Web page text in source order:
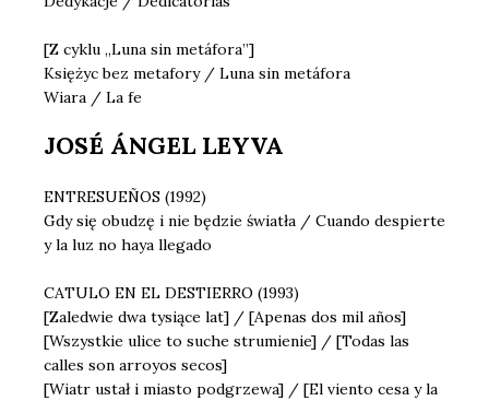
[Z cyklu „Luna sin metáfora”]
Księżyc bez metafory / Luna sin metáfora
Wiara / La fe
JOSÉ ÁNGEL LEYVA
ENTRESUEÑOS (1992)
Gdy się obudzę i nie będzie światła / Cuando despierte
y la luz no haya llegado
CATULO EN EL DESTIERRO (1993)
[Zaledwie dwa tysiące lat] / [Apenas dos mil años]
[Wszystkie ulice to suche strumienie] / [Todas las
calles son arroyos secos]
[Wiatr ustał i miasto podgrzewa] / [El viento cesa y la